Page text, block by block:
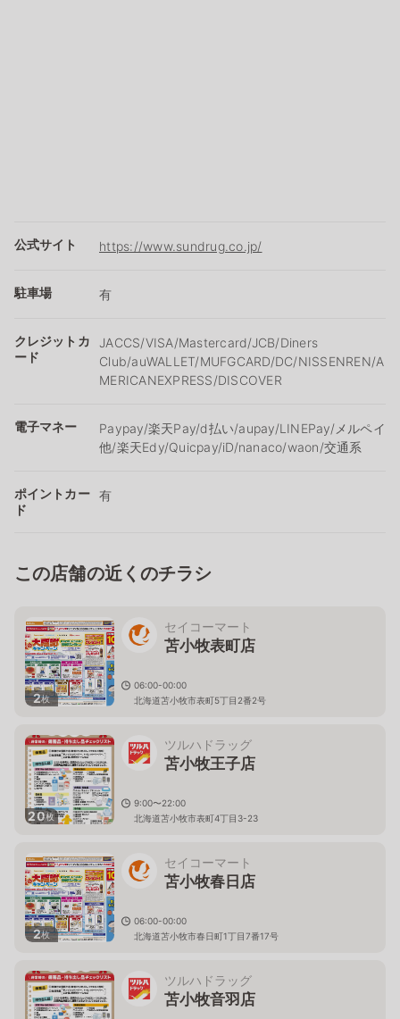
公式サイト https://www.sundrug.co.jp/
駐車場 有
クレジットカ
ード
JACCS/VISA/Mastercard/JCB/Diners
Club/auWALLET/MUFGCARD/DC/NISSENREN/A
MERICANEXPRESS/DISCOVER
電子マネー
Paypay/楽天Pay/ⅾ払い/aupay/LINEPay/メルペイ
他/楽天Edy/Quicpay/iD/nanaco/waon/交通系
ポイントカー
ド
有
この店舗の近くのチラシ
2枚
セイコーマート
苫小牧表町店
06:00-00:00
北海道苫小牧市表町5丁目2番2号
20枚
ツルハドラッグ
苫小牧王子店
9:00〜22:00
北海道苫小牧市表町4丁目3-23
2枚
セイコーマート
苫小牧春日店
06:00-00:00
北海道苫小牧市春日町1丁目7番17号
ツルハドラッグ
苫小牧音羽店